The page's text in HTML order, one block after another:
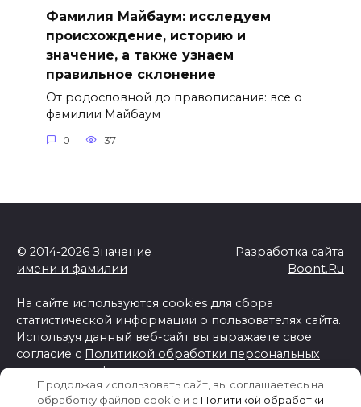
Фамилия Майбаум: исследуем
происхождение, историю и
значение, а также узнаем
правильное склонение
От родословной до правописания: все о
фамилии Майбаум
0 37
© 2014-2026 Значение
имени и фамилии
Разработка сайта
Boont.Ru
На сайте используются cookies для сбора
статистической информации о пользователях сайта.
Используя данный веб-сайт вы выражаете свое
согласие с Политикой обработки персональных
данных и конфиденциальности
Отказ от ответственности
Продолжая использовать сайт, вы соглашаетесь на
обработку файлов cookie и c Политикой обработки